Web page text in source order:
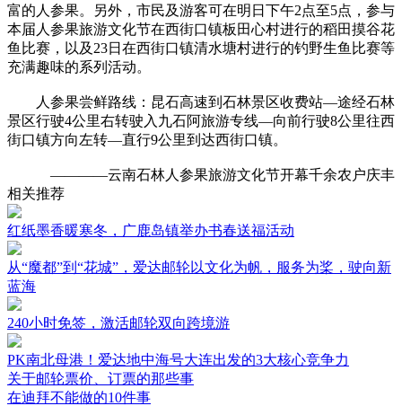
富的人参果。另外，市民及游客可在明日下午2点至5点，参与
本届人参果旅游文化节在西街口镇板田心村进行的稻田摸谷花
鱼比赛，以及23日在西街口镇清水塘村进行的钓野生鱼比赛等
充满趣味的系列活动。
人参果尝鲜路线：昆石高速到石林景区收费站—途经石林
景区行驶4公里右转驶入九石阿旅游专线—向前行驶8公里往西
街口镇方向左转—直行9公里到达西街口镇。
————云南石林人参果旅游文化节开幕千余农户庆丰
相关推荐
红纸墨香暖寒冬，广鹿岛镇举办书春送福活动
从“魔都”到“花城”，爱达邮轮以文化为帆，服务为桨，驶向新
蓝海
240小时免签，激活邮轮双向跨境游
PK南北母港！爱达地中海号大连出发的3大核心竞争力
关于邮轮票价、订票的那些事
在迪拜不能做的10件事